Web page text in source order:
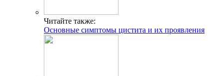
Читайте также:
Основные симптомы цистита и их проявления